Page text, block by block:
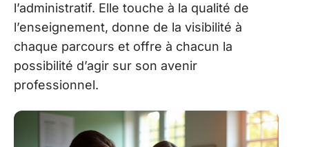
l’administratif. Elle touche à la qualité de
l’enseignement, donne de la visibilité à
chaque parcours et offre à chacun la
possibilité d’agir sur son avenir
professionnel.